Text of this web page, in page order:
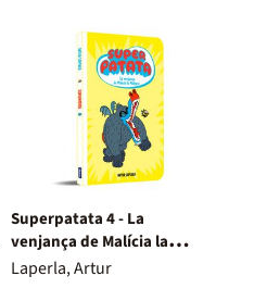
Superpatata 4 - La
venjança de Malícia la
Maligna
Laperla, Artur